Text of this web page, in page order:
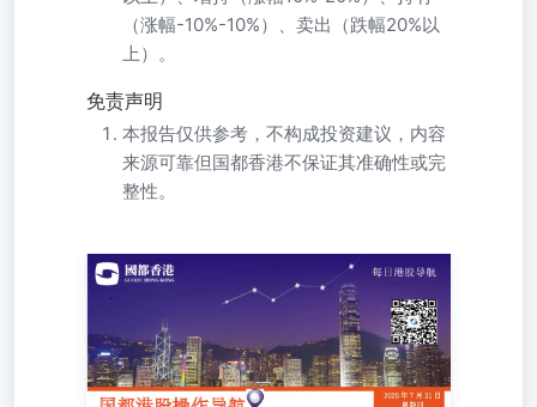
（涨幅-10%-10%）、卖出（跌幅20%以
上）。
免责声明
本报告仅供参考，不构成投资建议，内容
来源可靠但国都香港不保证其准确性或完
整性。
国都港股操作导航 每日投资策略 恒指收跌347点科指连跌
五日 恒指昨日低开189点或0.7%，报25335，之后跌幅扩大
至逾300点，但内地沪深两市倒升，港股跌幅收窄，一度仅
跌24点，高见25499，随后买盘未有跟进，加上期指早上大
局已定，连同汇控(00005)恒生(00011)业绩倒退，拖累大市
午后跌幅加剧，最多挫442点，低见25082，尾市在25200争